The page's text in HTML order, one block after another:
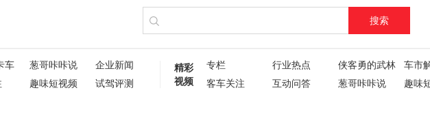
搜索
车 葱哥咔咔说
企业新闻
趣味短视频
试驾评测
精彩
视频
专栏 行业热点 侠客勇的武林
车市
客车关注
互动问答 葱哥咔咔说
趣味